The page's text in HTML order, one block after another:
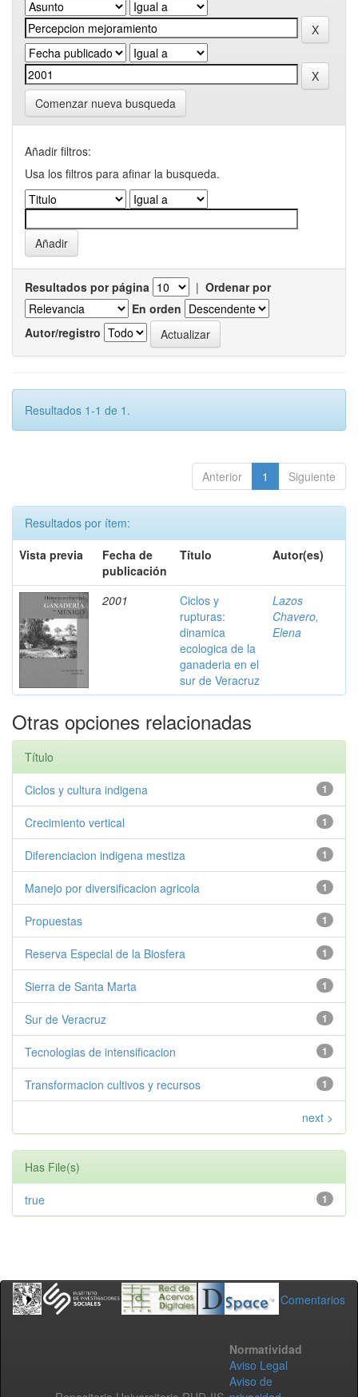
Comenzar nueva busqueda
Añadir filtros:
Usa los filtros para afinar la busqueda.
Resultados por página | Ordenar por
En orden
Autor/registro
Resultados 1-1 de 1.
Anterior 1 Siguiente
Resultados por ítem:
Vista previa
Fecha de
publicación
Título Autor(es)
2001
Ciclos y
rupturas:
dinamica
ecologica de la
ganaderia en el
sur de Veracruz
Lazos
Chavero,
Elena
Otras opciones relacionadas
Título
1
Ciclos y cultura indigena
1
Crecimiento vertical
1
Diferenciacion indigena mestiza
1
Manejo por diversificacion agricola
1
Propuestas
1
Reserva Especial de la Biosfera
1
Sierra de Santa Marta
1
Sur de Veracruz
1
Tecnologias de intensificacion
1
Transformacion cultivos y recursos
next >
Has File(s)
1
true
Comentarios
Normatividad
Aviso Legal
Aviso de